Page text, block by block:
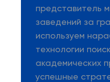
представитель
заведений за
используем
технологии
академических
успешные